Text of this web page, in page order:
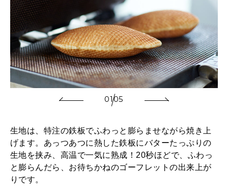
0105
生地は、特注の鉄板でふわっと膨らませながら焼き上
げます。あっつあつに熱した鉄板にバターたっぷりの
生地を挟み、高温で一気に熟成！20秒ほどで、ふわっ
と膨らんだら、お待ちかねのゴーフレットの出来上が
りです。